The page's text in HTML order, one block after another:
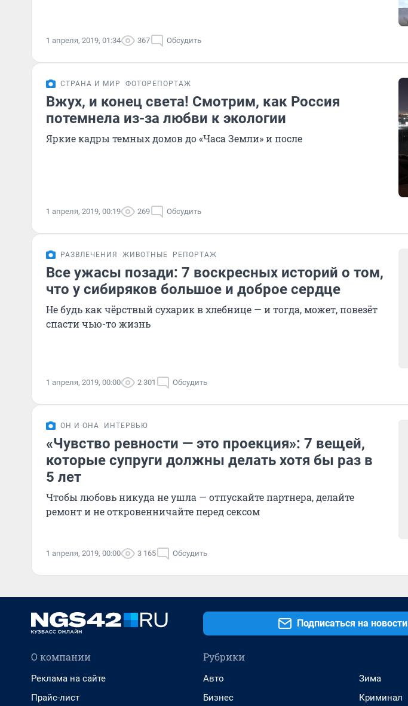
1 апреля, 2019, 01:34 367 Обсудить
СТРАНА И МИР ФОТОРЕПОРТАЖ
Вжух, и конец света! Смотрим, как Россия
потемнела из-за любви к экологии
Яркие кадры темных домов до «Часа Земли» и после
1 апреля, 2019, 00:19 269 Обсудить
РАЗВЛЕЧЕНИЯ ЖИВОТНЫЕ РЕПОРТАЖ
Все ужасы позади: 7 воскресных историй о том,
что у сибиряков большое и доброе сердце
Не будь как чёрствый сухарик в хлебнице — и тогда, может, повезёт
спасти чью-то жизнь
1 апреля, 2019, 00:00 2 301 Обсудить
ОН И ОНА ИНТЕРВЬЮ
«Чувство ревности — это проекция»: 7 вещей,
которые супруги должны делать хотя бы раз в
5 лет
Чтобы любовь никуда не ушла — отпускайте партнера, делайте
ремонт и не откровенничайте перед сексом
1 апреля, 2019, 00:00 3 165 Обсудить
Подписаться на новости
О компании
Реклама на сайте
Прайс-лист
Рубрики
Авто
Бизнес
Зима
Криминал